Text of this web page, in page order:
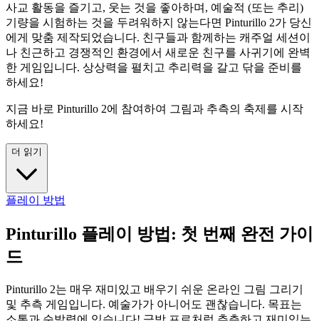
사교 활동을 즐기고, 웃는 것을 좋아하며, 예술적 (또는 추리)
기량을 시험하는 것을 두려워하지 않는다면 Pinturillo 2가 당신
에게 맞춤 제작되었습니다. 친구들과 함께하는 캐주얼 세션이
나 친근하고 경쟁적인 환경에서 새로운 친구를 사귀기에 완벽
한 게임입니다. 상상력을 펼치고 추리력을 갈고 닦을 준비를
하세요!
지금 바로 Pinturillo 2에 참여하여 그림과 추측의 축제를 시작
하세요!
더 읽기
플레이 방법
Pinturillo 플레이 방법: 첫 번째 완전 가이
드
Pinturillo 2는 매우 재미있고 배우기 쉬운 온라인 그림 그리기
및 추측 게임입니다. 예술가가 아니어도 괜찮습니다. 목표는